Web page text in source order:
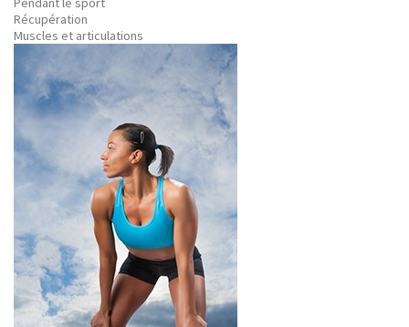
Récupération
Muscles et articulations